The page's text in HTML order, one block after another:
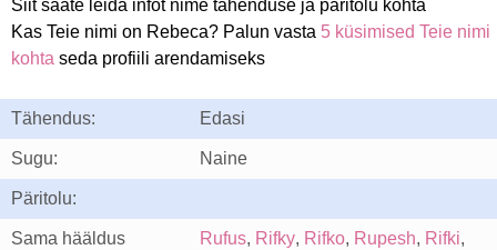
Siit saate leida infot nime tähenduse ja päritolu kohta
Kas Teie nimi on Rebeca? Palun vasta 5 küsimised Teie nimi
kohta seda profiili arendamiseks
Tähendus: Edasi
Sugu: Naine
Päritolu:
Sama hääldus
Rufus, Rifky, Rifko, Rupesh, Rifki,